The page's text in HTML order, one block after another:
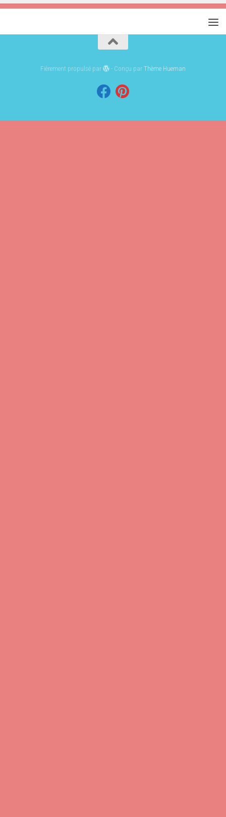
Fièrement propulsé par - Conçu parThème Hueman